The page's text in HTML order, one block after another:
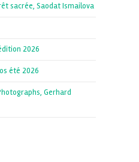
sacrée, Saodat Ismailova
2026
été 2026
Gerhard